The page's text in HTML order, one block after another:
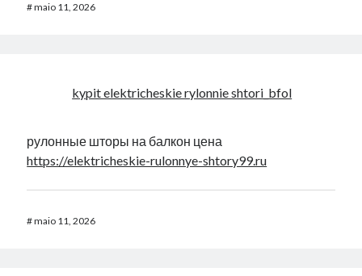
#maio 11, 2026
kypit elektricheskie rylonnie shtori_bfol
рулонные шторы на балкон цена
https://elektricheskie-rulonnye-shtory99.ru
#maio 11, 2026